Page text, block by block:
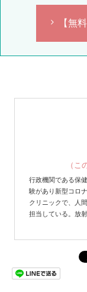
【無
（こ
行政機関である保
験があり新型コロ
クリニックで、人
担当している。放